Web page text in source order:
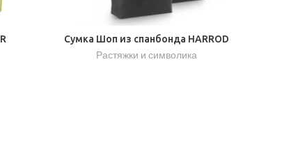
Сумка Шоп из спанбонда HARROD
Растяжки и символика